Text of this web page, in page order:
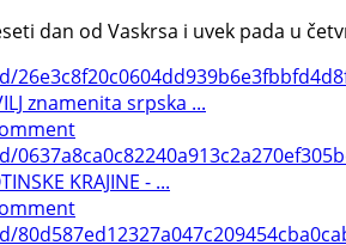
dan od Vaskrsa i uvek pada u
znamenita srpska ...
KRAJINE - ...